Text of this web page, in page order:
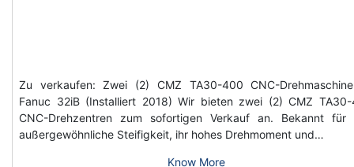
Zu verkaufen: Zwei (2) CMZ TA30-400 CNC-
Fanuc 32iB (Installiert 2018) Wir bieten zwei (2) CMZ
CNC-Drehzentren zum sofortigen Verkauf an. Bekannt für
außergewöhnliche Steifigkeit, ihr hohes Drehmoment und…
Know More